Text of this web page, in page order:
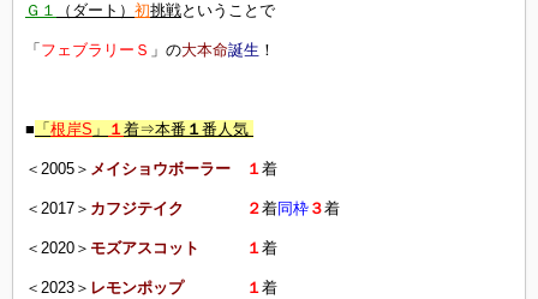
Ｇ１ （ダート） 初挑戦ということで
「 フェブラリーＳ 」の大本命誕生 ！
■ 「 根岸S 」 １着⇒本番 １番人気
＜2005＞ メイショウボーラー １着
＜2017＞ カフジテイク ２着同枠 ３着
＜2020＞ モズアスコット １着
＜2023＞ レモンポップ １着